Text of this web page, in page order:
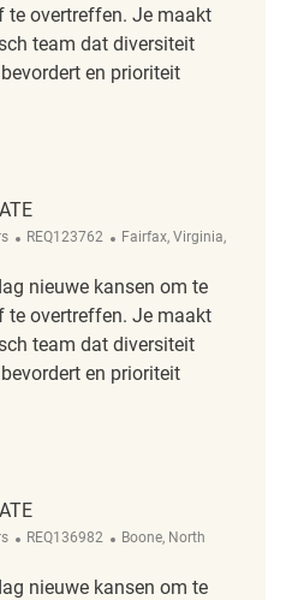
te overtreffen. Je maakt
team dat diversiteit
en prioriteit
REQ144083
ReqId
REQ123762 Plaats
Fairfax, Virginia,
nieuwe kansen om te
te overtreffen. Je maakt
team dat diversiteit
en prioriteit
REQ123762
ReqId
REQ136982 Plaats
Boone, North
nieuwe kansen om te